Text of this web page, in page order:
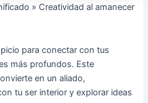
» Creatividad al amanecer
para conectar con tus
más profundos. Este
en un aliado,
tu ser interior y explorar ideas